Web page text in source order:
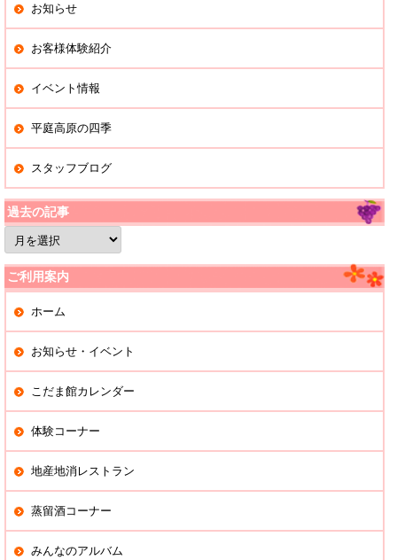
お知らせ
お客様体験紹介
イベント情報
平庭高原の四季
スタッフブログ
過去の記事
過
去
の
記
事
ご利用案内
ホーム
お知らせ・イベント
こだま館カレンダー
体験コーナー
地産地消レストラン
蒸留酒コーナー
みんなのアルバム